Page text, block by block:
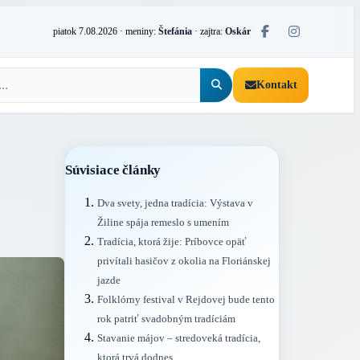
piatok 7.08.2026 · meniny: Štefánia · zajtra: Oskár
Kontakt
Súvisiace články
Dva svety, jedna tradícia: Výstava v
Žiline spája remeslo s umením
Tradícia, ktorá žije: Príbovce opäť
privítali hasičov z okolia na Floriánskej
jazde
Folklórny festival v Rejdovej bude tento
rok patriť svadobným tradíciám
Stavanie májov – stredoveká tradícia,